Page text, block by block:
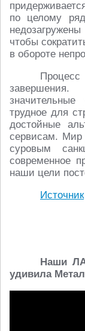
по целому
чтобы
в обороте
трудное для
достойные
сервисам. Мир
суровым
современное
наши цели
Источник
Наши
удивила